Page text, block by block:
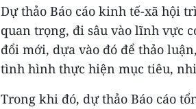
Dự thảo Báo cáo kinh tế-xã hội
quan trọng, đi sâu vào lĩnh vực
đổi mới, dựa vào đó để thảo
tình hình thực hiện mục tiêu,
Trong khi đó, dự thảo Báo cáo